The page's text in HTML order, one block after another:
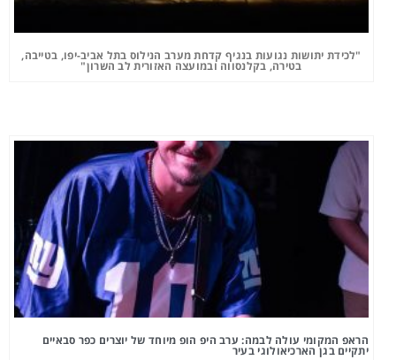
"לכידת יתושות נגועות בנגיף קדחת מערב הנילוס בתל אביב-יפו, בטייבה,
בטירה, בקלנסווה ובמועצה האזורית לב השרון"
הראפ המקומי עולה לבמה: ערב היפ הופ מיוחד של יוצרים כפר סבאיים
יתקיים בגן הארכיאולוגי בעיר